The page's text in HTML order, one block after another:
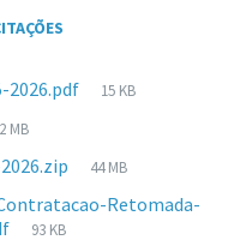
2026.pdf
Tamanho
15 KB
Tamanho
2 MB
Tamanho
arquivo:
44 MB
Retomada-
Tamanho
93 KB